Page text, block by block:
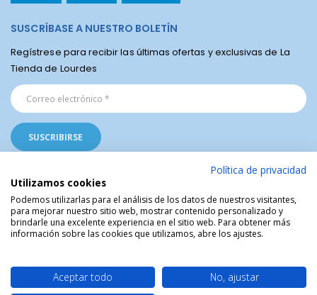
SUSCRÍBASE A NUESTRO BOLETÍN
Regístrese para recibir las últimas ofertas y exclusivas de La
Tienda de Lourdes
La Tienda Religiosa de Lourdes © | Venta de artículos religiosos del Santuario
de Lourdes en Francia | Arte Sacro | Objetos sagrados
Política de privacidad
Utilizamos cookies
Podemos utilizarlas para el análisis de los datos de nuestros visitantes,
para mejorar nuestro sitio web, mostrar contenido personalizado y
brindarle una excelente experiencia en el sitio web. Para obtener más
información sobre las cookies que utilizamos, abre los ajustes.
Aceptar todo No, ajustar